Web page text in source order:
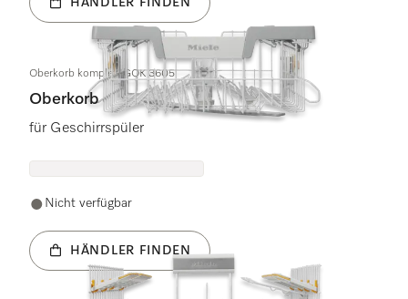
Oberkorb komplett GOK 3605
Oberkorb
für Geschirrspüler
Nicht verfügbar
HÄNDLER FINDEN